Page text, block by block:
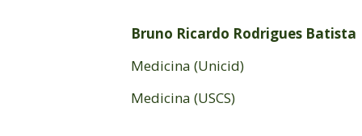
Bruno Ricardo Rodrigues Batista
Medicina (Unicid)
Medicina (USCS)